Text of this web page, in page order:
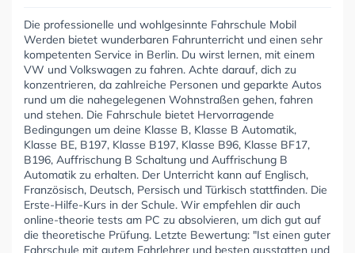
Die professionelle und wohlgesinnte Fahrschule Mobil
Werden bietet wunderbaren Fahrunterricht und einen sehr
kompetenten Service in Berlin. Du wirst lernen, mit einem
VW und Volkswagen zu fahren. Achte darauf, dich zu
konzentrieren, da zahlreiche Personen und geparkte Autos
rund um die nahegelegenen Wohnstraßen gehen, fahren
und stehen. Die Fahrschule bietet Hervorragende
Bedingungen um deine Klasse B, Klasse B Automatik,
Klasse BE, B197, Klasse B197, Klasse B96, Klasse BF17,
B196, Auffrischung B Schaltung und Auffrischung B
Automatik zu erhalten. Der Unterricht kann auf Englisch,
Französisch, Deutsch, Persisch und Türkisch stattfinden. Die
Erste-Hilfe-Kurs in der Schule. Wir empfehlen dir auch
online-theorie tests am PC zu absolvieren, um dich gut auf
die theoretische Prüfung. Letzte Bewertung: "Ist einen guter
Fahrschule mit gutem Fahrlehrer und besten ausstatten und